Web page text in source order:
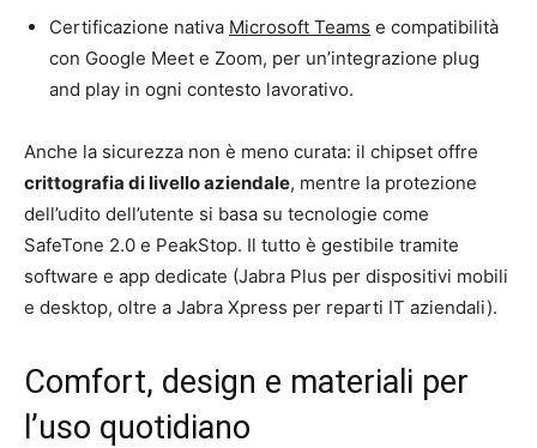
Certificazione nativa Microsoft Teams e compatibilità
con Google Meet e Zoom, per un’integrazione plug
and play in ogni contesto lavorativo.
Anche la sicurezza non è meno curata: il chipset offre
crittografia di livello aziendale, mentre la protezione
dell’udito dell’utente si basa su tecnologie come
SafeTone 2.0 e PeakStop. Il tutto è gestibile tramite
software e app dedicate (Jabra Plus per dispositivi mobili
e desktop, oltre a Jabra Xpress per reparti IT aziendali).
Comfort, design e materiali per
l’uso quotidiano